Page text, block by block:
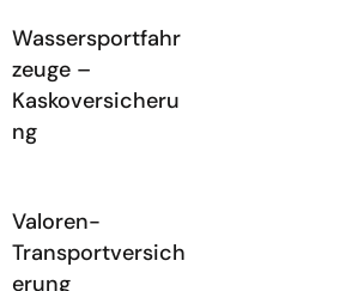
Wassersportfahr
zeuge –
Kaskoversicheru
ng
Valoren-
Transportversich
erung